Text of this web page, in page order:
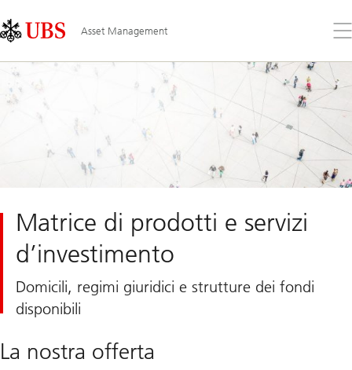
Links
Area
Asset Management
il
Matrice di prodotti e servizi
d’investimento
Domicili, regimi giuridici e strutture dei fondi
disponibili
La nostra offerta